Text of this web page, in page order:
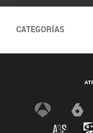
CATEGORÍAS